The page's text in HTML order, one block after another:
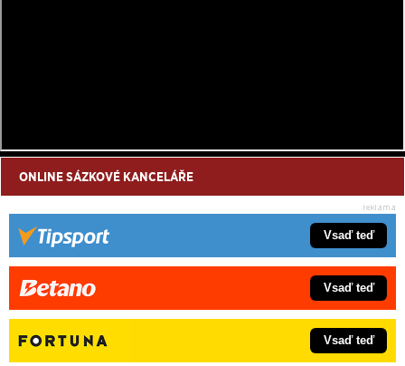
ONLINE SÁZKOVÉ KANCELÁŘE
Vsaď teď
Vsaď teď
Vsaď teď